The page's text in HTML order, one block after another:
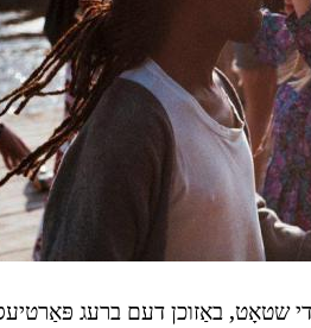
די שטאָט, באַזוכן דעם ברעג